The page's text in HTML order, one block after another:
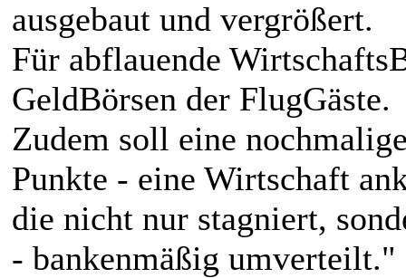
ausgebaut und vergrößert.
Für abflauende
GeldBörsen der FlugGäste.
Zudem soll eine
Punkte - eine Wirtschaft
die nicht nur stagniert,
- bankenmäßig